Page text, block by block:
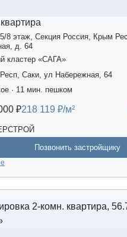
8 этаж, Секция Россия, Крым
д. 64
кластер «САГА»
Саки, ул Набережная, 64
· 11 мин. пешком
₽218 119 ₽/м²
Позвонить застройщику